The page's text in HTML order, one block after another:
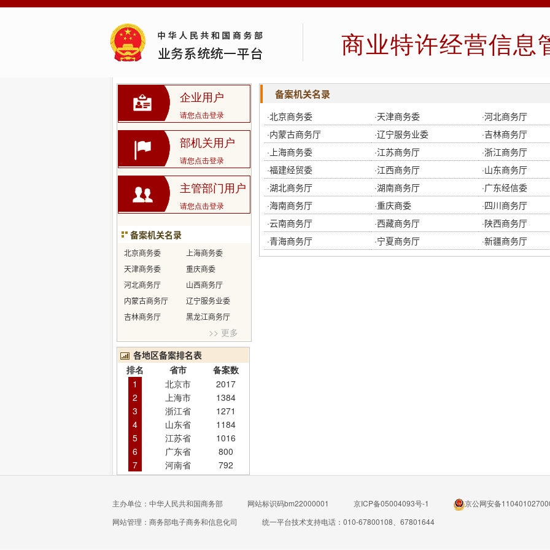
商业特许经营信息
企业用户
请您点击登录
部机关用户
请您点击登录
主管部门用户
请您点击登录
备案机关名录
北京商务委
上海商务委
天津商务委
重庆商委
河北商务厅
山西商务厅
内蒙古商务厅
辽宁服务业委
吉林商务厅
黑龙江商务厅
>> 更多
各地区备案排名表
排名
省市
备案数
1
北京市
2017
2
上海市
1384
3
浙江省
1271
4
山东省
1184
5
江苏省
1016
6
广东省
800
7
河南省 792
备案机关名录
·北京商务委 ·天津商务委 ·河北商务厅
·内蒙古商务厅 ·辽宁服务业委 ·吉林商务厅
· 上海商务委 ·江苏商务厅 ·浙江商务厅
·福建经贸委 ·江西商务厅 ·山东商务厅
·湖北商务厅 ·湖南商务厅 ·广东经信委
·海南商务厅 ·重庆商委 ·四川商务厅
·云南商务厅 ·西藏商务厅 ·陕西商务厅
·青海商务厅 ·宁夏商务厅 ·新疆商务厅
主办单位：中华人民共和国商务部 网站标识码bm22000001 京ICP备05004093号-1
京公网安备
网站管理：商务部电子商务和信息化司
统一平台技术支持电话：010-67800108、67801644